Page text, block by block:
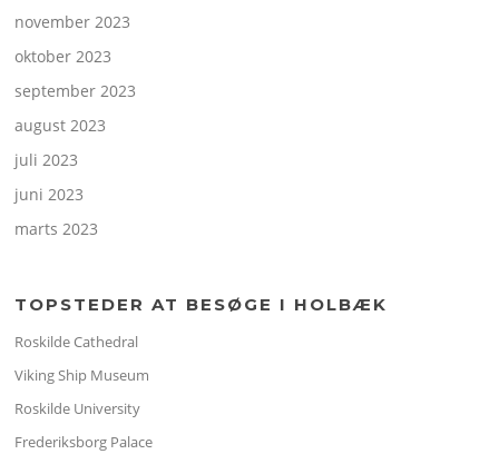
november 2023
oktober 2023
september 2023
august 2023
juli 2023
juni 2023
marts 2023
TOPSTEDER AT BESØGE I HOLBÆK
Roskilde Cathedral
Viking Ship Museum
Roskilde University
Frederiksborg Palace